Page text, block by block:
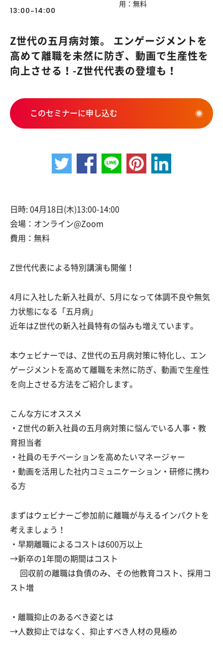
13:00-14:00
用：無料
Z世代の五月病対策。 エンゲージメントを
高めて離職を未然に防ぎ、動画で生産性を
向上させる！-Z世代代表の登壇も！
このセミナーに申し込む
日時: 04月18日(木)13:00-14:00
会場：オンライン@Zoom
費用：無料
Z世代代表による特別講演も開催！
4月に入社した新入社員が、5月になって体調不良や無気
力状態になる「五月病」
近年はZ世代の新入社員特有の悩みも増えています。
本ウェビナーでは、Z世代の五月病対策に特化し、エン
ゲージメントを高めて離職を未然に防ぎ、動画で生産性
を向上させる方法をご紹介します。
こんな方にオススメ
・Z世代の新入社員の五月病対策に悩んでいる人事・教
育担当者
・社員のモチベーションを高めたいマネージャー
・動画を活用した社内コミュニケーション・研修に携わ
る方
まずはウェビナーご参加前に離職が与えるインパクトを
考えましょう！
・早期離職によるコストは600万以上
→新卒の1年間の期間はコスト
回収前の離職は負債のみ、その他教育コスト、採用コ
スト増
・離職抑止のあるべき姿とは
→人数抑止ではなく、抑止すべき人材の見極め